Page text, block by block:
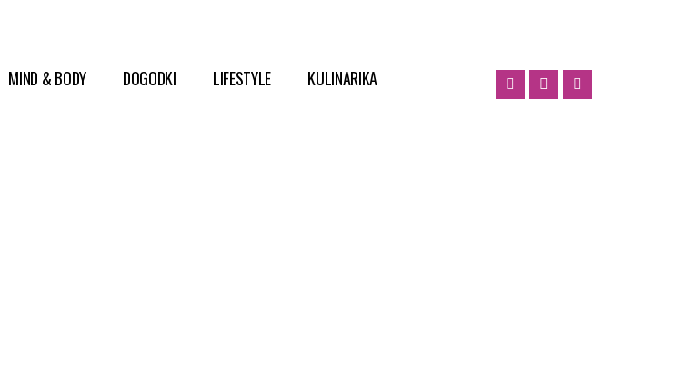
MIND & BODY DOGODKI LIFESTYLE KULINARIKA